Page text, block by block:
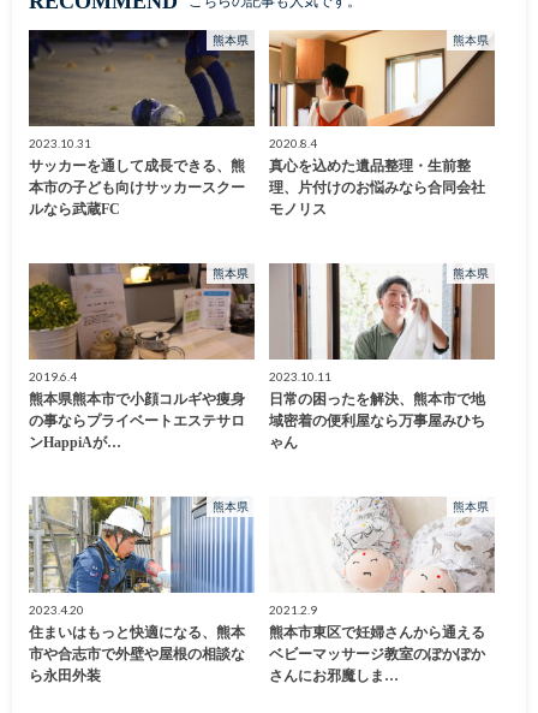
熊本県
2023.10.31
サッカーを通して成長できる、熊
本市の子ども向けサッカースクー
ルなら武蔵FC
熊本県
2020.8.4
真心を込めた遺品整理・生前整
理、片付けのお悩みなら合同会社
モノリス
熊本県
2019.6.4
熊本県熊本市で小顔コルギや痩身
の事ならプライベートエステサロ
ンHappiAが…
熊本県
2023.10.11
日常の困ったを解決、熊本市で地
域密着の便利屋なら万事屋みひち
ゃん
熊本県
2023.4.20
住まいはもっと快適になる、熊本
市や合志市で外壁や屋根の相談な
ら永田外装
熊本県
2021.2.9
熊本市東区で妊婦さんから通える
ベビーマッサージ教室のぽかぽか
さんにお邪魔しま…